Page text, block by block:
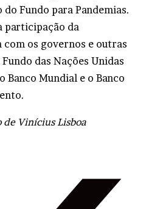
Fundo para Pandemias.
participação da
os governos e outras
das Nações Unidas
Banco Mundial e o Banco
de Vinícius Lisboa